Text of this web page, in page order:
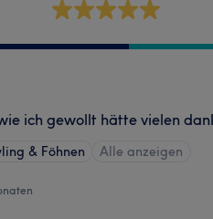
ich gewollt hätte vielen
& Föhnen Alle anzeigen